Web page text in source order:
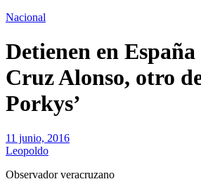
Nacional
Detienen en España
Cruz Alonso, otro
Porkys’
11 junio, 2016
Leopoldo
Observador veracruzano